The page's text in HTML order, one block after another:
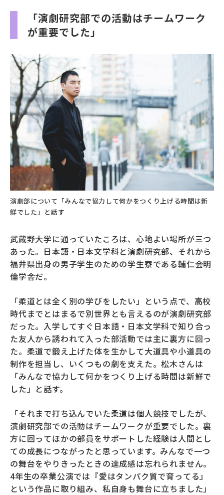
「演劇研究部での活動はチームワーク
が重要でした」
演劇部について「みんなで協力して何かをつくり上げる時間は新
鮮でした」と話す
武蔵野大学に通っていたころは、心地よい場所が三つ
あった。日本語・日本文学科と演劇研究部、それから
福井県出身の男子学生のための学生寮である輔仁会明
倫学舎だ。
「柔道とは全く別の学びをしたい」という点で、高校
時代までとはまるで別世界とも言えるのが演劇研究部
だった。入学してすぐ日本語・日本文学科で知り合っ
た友人から誘われて入った部活動では主に裏方に回っ
た。柔道で鍛え上げた体を生かして大道具や小道具の
制作を担当し、いくつもの劇を支えた。松木さんは
「みんなで協力して何かをつくり上げる時間は新鮮で
した」と話す。
「それまで打ち込んでいた柔道は個人競技でしたが、
演劇研究部での活動はチームワークが重要でした。裏
方に回ってほかの部員をサポートした経験は人間とし
ての成長につながったと思っています。みんなで一つ
の舞台をやりきったときの達成感は忘れられません。
4年生の卒業公演では『愛はタンパク質で育ってる』
という作品に取り組み、私自身も舞台に立ちました」